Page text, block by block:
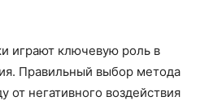
играют ключевую роль в
Правильный выбор метода
негативного воздействия